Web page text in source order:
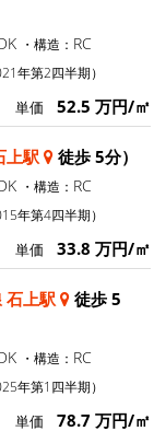
・構造： RC
年第2四半期）
単価 52.5 万円/㎡
上駅 徒歩 5分）
・構造： RC
年第4四半期）
単価 33.8 万円/㎡
石上駅
徒歩 5
・構造： RC
年第1四半期）
単価 78.7 万円/㎡